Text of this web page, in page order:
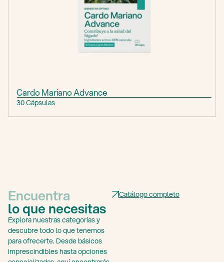
Cardo Mariano Advance
30 Cápsulas
Encuentra
lo que necesitas
Explora nuestras categorías y
descubre todo lo que tenemos
para ofrecerte. Desde básicos
imprescindibles hasta opciones
Catálogo completo